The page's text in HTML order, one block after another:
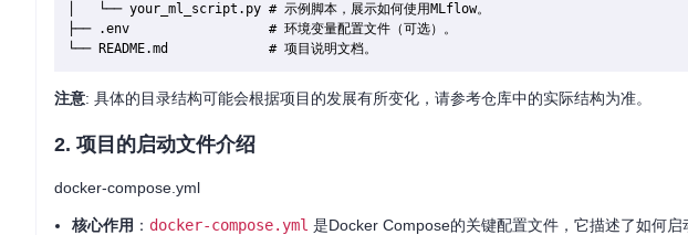
│   └── your_ml_script.py # 示例脚本，展示如何使用MLflow。
├── .env                  # 环境变量配置文件（可选）。
注意: 具体的目录结构可能会根据项目的发展有所变化，请参考仓库中的实际结构为准。
2. 项目的启动文件介绍
docker-compose.yml
核心作用 ： docker-compose.yml 是Docker Compose的关键配置文件，它描述了如何